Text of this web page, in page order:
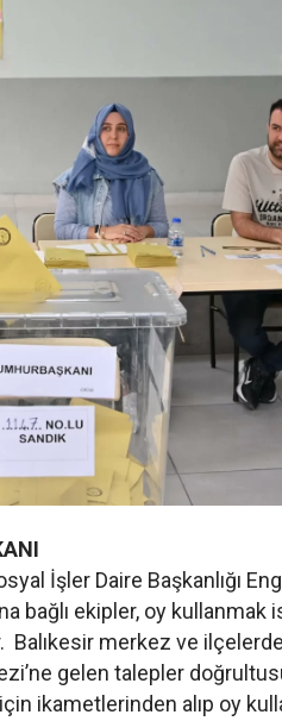
İşler Daire Başkanlığı
bağlı ekipler, oy
Balıkesir merkez ve
gelen talepler
ikametlerinden alıp oy